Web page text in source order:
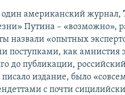
один американский журнал,
Путина – «возможно»,
назвали «опытных
поступками, как амнистия
до публикации,
издание, было
с почти